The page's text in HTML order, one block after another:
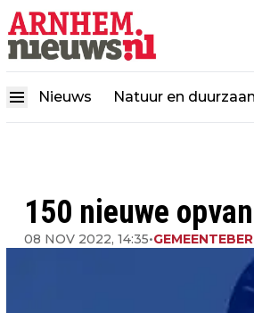
Nieuws Natuur en
150 nieuwe
08 NOV 2022, 14:35•